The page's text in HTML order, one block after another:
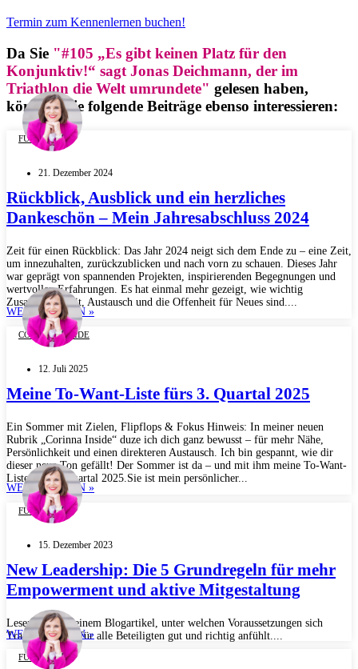
Termin zum Kennenlernen buchen!
Da Sie "#105 „Es gibt keinen Platz für den
Konjunktiv!“ sagt Jonas Deichmann, der im
Triathlon die Welt umrundete" gelesen haben,
könnten Sie folgende Beiträge ebenso interessieren:
FÜHRUNG
21. Dezember 2024
Rückblick, Ausblick und ein herzliches
Dankeschön – Mein Jahresabschluss 2024
Zeit für einen Rückblick: Das Jahr 2024 neigt sich dem Ende zu – eine Zeit,
um innezuhalten, zurückzublicken und nach vorn zu schauen. Dieses Jahr
war geprägt von spannenden Projekten, inspirierenden Begegnungen und
wertvollen Erfahrungen. Es hat einmal mehr gezeigt, wie wichtig
Zusammenarbeit, Austausch und die Offenheit für Neues sind....
WEITERLESEN »
CORINNA INSIDE
12. Juli 2025
Meine To-Want-Liste fürs 3. Quartal 2025
Ein Sommer mit Zielen, Flipflops & Fokus Hinweis: In meiner neuen
Rubrik „Corinna Inside“ duze ich dich ganz bewusst – für mehr Nähe,
Persönlichkeit und einen direkteren Austausch. Ich bin gespannt, wie dir
dieser neue Ton gefällt! Der Sommer ist da – und mit ihm meine To-Want-
Liste fürs 3. Quartal 2025.Sie ist mein persönlicher...
WEITERLESEN »
FÜHRUNG
15. Dezember 2023
New Leadership: Die 5 Grundregeln für mehr
Empowerment und aktive Mitgestaltung
Lesen Sie in meinem Blogartikel, unter welchen Voraussetzungen sich
Transformation für alle Beteiligten gut und richtig anfühlt....
WEITERLESEN »
FÜHRUNG